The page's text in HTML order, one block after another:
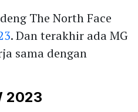
The North Face
. Dan terakhir ada MG
sama dengan
2023